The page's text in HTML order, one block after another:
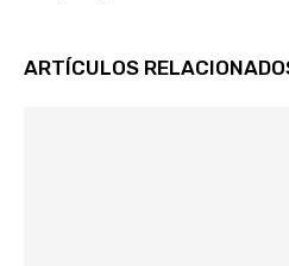
ARTÍCULOS